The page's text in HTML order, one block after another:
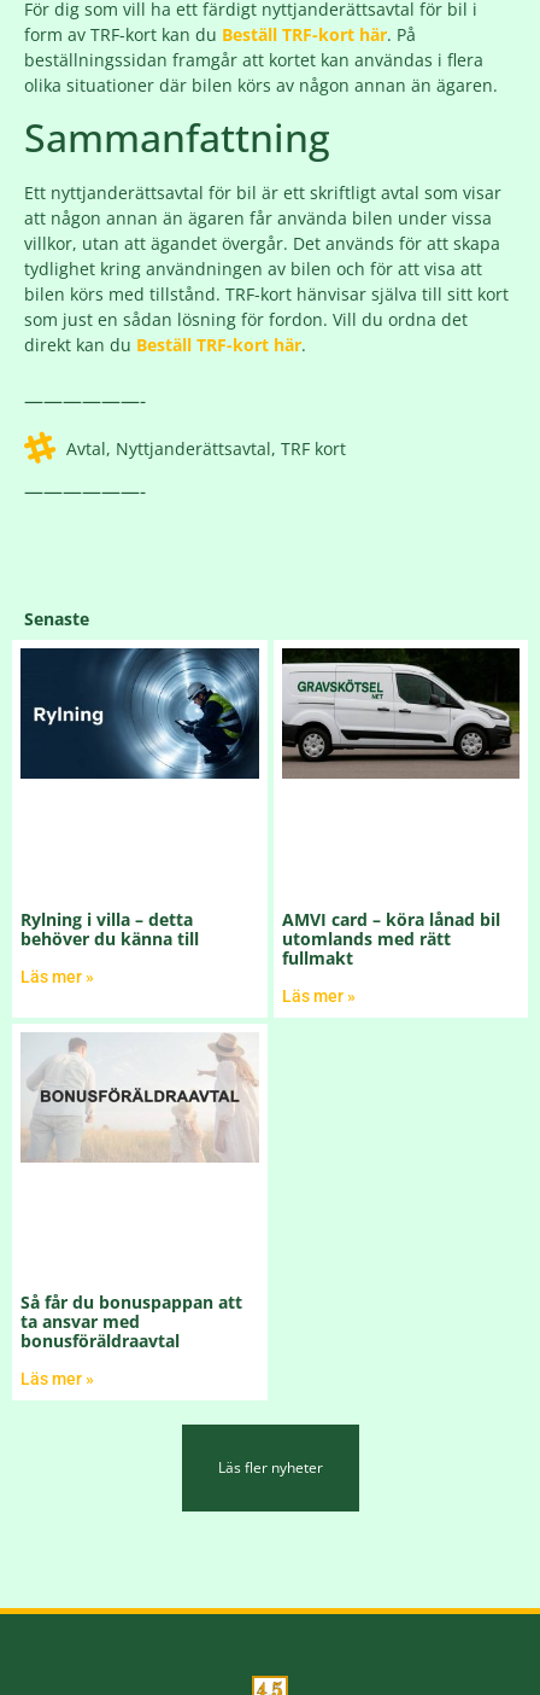
För dig som vill ha ett färdigt nyttjanderättsavtal för bil i
form av TRF-kort kan du Beställ TRF-kort här. På
beställningssidan framgår att kortet kan användas i flera
olika situationer där bilen körs av någon annan än ägaren.
Sammanfattning
Ett nyttjanderättsavtal för bil är ett skriftligt avtal som visar
att någon annan än ägaren får använda bilen under vissa
villkor, utan att ägandet övergår. Det används för att skapa
tydlighet kring användningen av bilen och för att visa att
bilen körs med tillstånd. TRF-kort hänvisar själva till sitt kort
som just en sådan lösning för fordon. Vill du ordna det
direkt kan du Beställ TRF-kort här.
——————-
Avtal, Nyttjanderättsavtal, TRF kort
——————-
Senaste
Rylning i villa – detta
behöver du känna till
Läs mer »
AMVI card – köra lånad bil
utomlands med rätt
fullmakt
Läs mer »
Så får du bonuspappan att
ta ansvar med
bonusföräldraavtal
Läs mer »
Läs fler nyheter